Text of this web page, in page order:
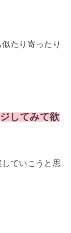
たり寄ったり
してみて欲
ていこうと思